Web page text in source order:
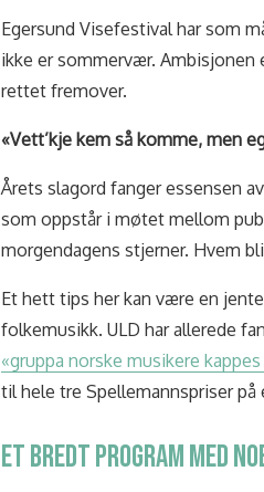
Egersund Visefestival har som
ikke er sommervær. Ambisjonen
rettet fremover.
«Vett’kje kem så komme, men
Årets slagord fanger essensen
som oppstår i møtet mellom
morgendagens stjerner. Hvem
Et hett tips her kan være en
folkemusikk. ULD har allerede
«gruppa norske musikere
til hele tre Spellemannspriser
ET BREDT PROGRAM MED